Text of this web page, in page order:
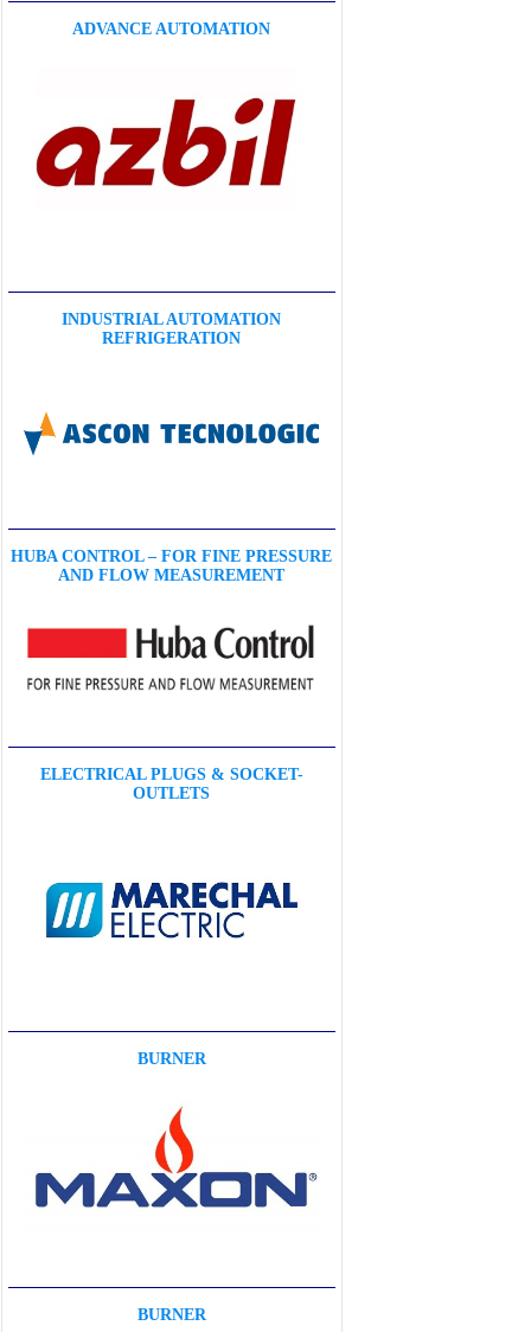
ADVANCE AUTOMATION
INDUSTRIAL AUTOMATION
REFRIGERATION
HUBA CONTROL – FOR FINE PRESSURE
AND FLOW MEASUREMENT
ELECTRICAL PLUGS & SOCKET-
OUTLETS
BURNER
BURNER